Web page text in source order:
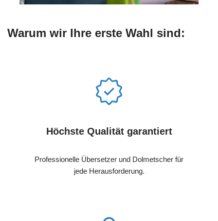
Warum wir Ihre erste Wahl sind:
Höchste Qualität garantiert
Professionelle Übersetzer und Dolmetscher für
jede Herausforderung.